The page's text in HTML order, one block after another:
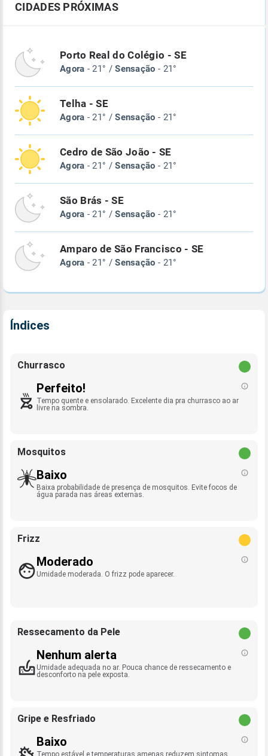
CIDADES PRÓXIMAS
Porto Real do Colégio - SE
Agora - 21° /Sensação - 21°
Telha - SE
Agora - 21° /Sensação - 21°
Cedro de São João - SE
Agora - 21° /Sensação - 21°
São Brás - SE
Agora - 21° /Sensação - 21°
Amparo de São Francisco - SE
Agora - 21° /Sensação - 21°
Índices
Churrasco
Perfeito!
Tempo quente e ensolarado. Excelente dia pra churrasco ao ar
livre na sombra.
Mosquitos
Baixo
Baixa probabilidade de presença de mosquitos. Evite focos de
água parada nas áreas externas.
Frizz
Moderado
Umidade moderada. O frizz pode aparecer.
Ressecamento da Pele
Nenhum alerta
Umidade adequada no ar. Pouca chance de ressecamento e
desconforto na pele exposta.
Gripe e Resfriado
Baixo
Tempo estável e temperaturas amenas reduzem sintomas